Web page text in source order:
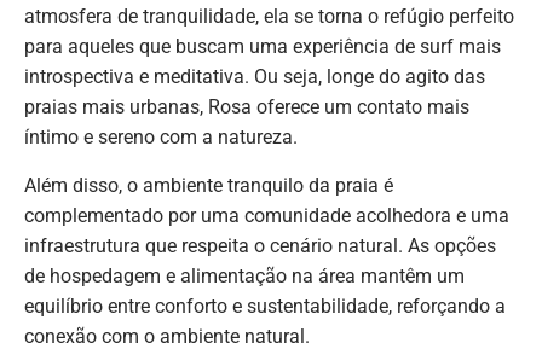
atmosfera de tranquilidade, ela se torna o refúgio perfeito
para aqueles que buscam uma experiência de surf mais
introspectiva e meditativa. Ou seja, longe do agito das
praias mais urbanas, Rosa oferece um contato mais
íntimo e sereno com a natureza.
Além disso, o ambiente tranquilo da praia é
complementado por uma comunidade acolhedora e uma
infraestrutura que respeita o cenário natural. As opções
de hospedagem e alimentação na área mantêm um
equilíbrio entre conforto e sustentabilidade, reforçando a
conexão com o ambiente natural.